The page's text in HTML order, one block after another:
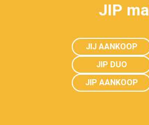
JIP
JIJ AANKOOP
JIP DUO
JIP AANKOOP